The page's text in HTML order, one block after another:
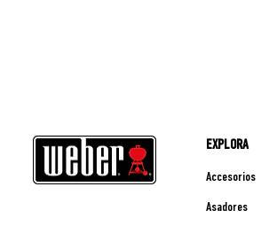
EXPLORA
Accesorios
Asadores